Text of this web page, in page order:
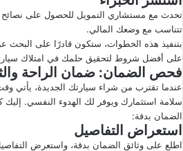
تحدث مع مستشاري التمويل للحصول على نصائح
تتناسب مع وضعك المالي.
بتنفيذ هذه الخطوات، ستكون قادرًا على البحث
على أفضل شروط لتحقيق حلمك في امتلاك
فحص الضمان: ضمان الراحة
عندما تقترب من شراء سيارتك الجديدة، يأتي
سلامة استثمارك ويوفر لك الهدوء النفسي.
الضمان بدقة:
استعراض التفاصيل
اطلع على وثائق الضمان بدقة، واستعرض